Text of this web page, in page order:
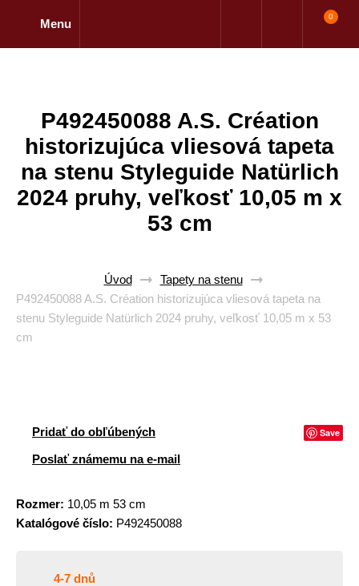
Menu
0
P492450088 A.S. Création
historizujúca vliesová tapeta
na stenu Styleguide Natürlich
2024 pruhy, veľkosť 10,05 m x
53 cm
Úvod
Tapety na stenu
P492450088 A.S. Création historizujúca vliesová tapeta na
stenu Styleguide Natürlich 2024 pruhy, veľkosť 10,05 m x 53
cm
Pridať do obľúbených Save
Poslať známemu na e-mail
Rozmer: 10,05 m 53 cm
Katalógové číslo: P492450088
4-7 dnů